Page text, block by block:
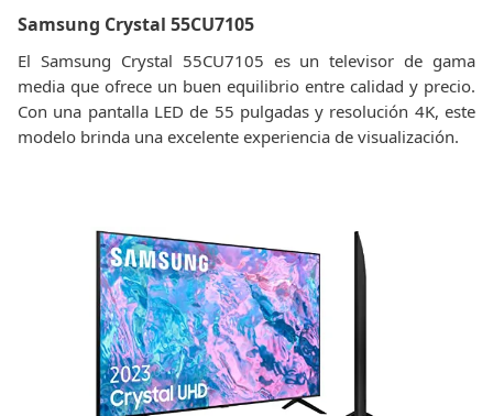
Samsung Crystal 55CU7105
El Samsung Crystal 55CU7105 es un televisor de gama
media que ofrece un buen equilibrio entre calidad y precio.
Con una pantalla LED de 55 pulgadas y resolución 4K, este
modelo brinda una excelente experiencia de visualización.